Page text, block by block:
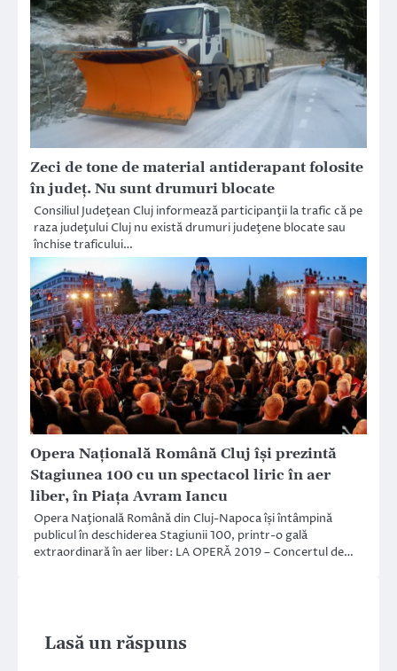
Zeci de tone de material antiderapant folosite
în județ. Nu sunt drumuri blocate
Consiliul Judeţean Cluj informează participanţii la trafic că pe
raza judeţului Cluj nu există drumuri judeţene blocate sau
închise traficului…
Opera Națională Română Cluj își prezintă
Stagiunea 100 cu un spectacol liric în aer
liber, în Piața Avram Iancu
Opera Naţională Română din Cluj-Napoca își întâmpină
publicul în deschiderea Stagiunii 100, printr-o gală
extraordinară în aer liber: LA OPERĂ 2019 – Concertul de…
Lasă un răspuns